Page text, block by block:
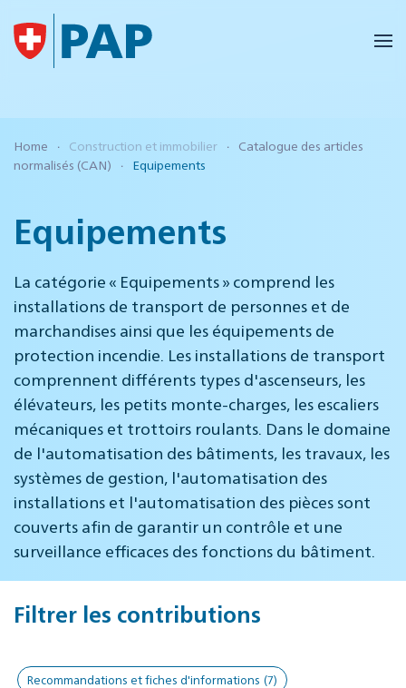
Accéder au contenu principal
Home Construction et immobilier
Catalogue des articles
normalisés (CAN)
Equipements
Equipements
La catégorie « Equipements » comprend les
installations de transport de personnes et de
marchandises ainsi que les équipements de
protection incendie. Les installations de transport
comprennent différents types d'ascenseurs, les
élévateurs, les petits monte-charges, les escaliers
mécaniques et trottoirs roulants. Dans le domaine
de l'automatisation des bâtiments, les travaux, les
systèmes de gestion, l'automatisation des
installations et l'automatisation des pièces sont
couverts afin de garantir un contrôle et une
surveillance efficaces des fonctions du bâtiment.
Filtrer les contributions
Recommandations et fiches d'informations (7)